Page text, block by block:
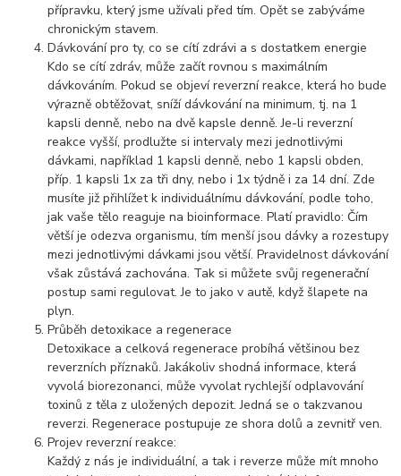
přípravku, který jsme užívali před tím. Opět se zabýváme
chronickým stavem.
Dávkování pro ty, co se cítí zdrávi a s dostatkem energie
Kdo se cítí zdráv, může začít rovnou s maximálním
dávkováním. Pokud se objeví reverzní reakce, která ho bude
výrazně obtěžovat, sníží dávkování na minimum, tj. na 1
kapsli denně, nebo na dvě kapsle denně. Je-li reverzní
reakce vyšší, prodlužte si intervaly mezi jednotlivými
dávkami, například 1 kapsli denně, nebo 1 kapsli obden,
příp. 1 kapsli 1x za tři dny, nebo i 1x týdně i za 14 dní. Zde
musíte již přihlížet k individuálnímu dávkování, podle toho,
jak vaše tělo reaguje na bioinformace. Platí pravidlo: Čím
větší je odezva organismu, tím menší jsou dávky a rozestupy
mezi jednotlivými dávkami jsou větší. Pravidelnost dávkování
však zůstává zachována. Tak si můžete svůj regenerační
postup sami regulovat. Je to jako v autě, když šlapete na
plyn.
Průběh detoxikace a regenerace
Detoxikace a celková regenerace probíhá většinou bez
reverzních příznaků. Jakákoliv shodná informace, která
vyvolá biorezonanci, může vyvolat rychlejší odplavování
toxinů z těla z uložených depozit. Jedná se o takzvanou
reverzi. Regenerace postupuje ze shora dolů a zevnitř ven.
Projev reverzní reakce:
Každý z nás je individuální, a tak i reverze může mít mnoho